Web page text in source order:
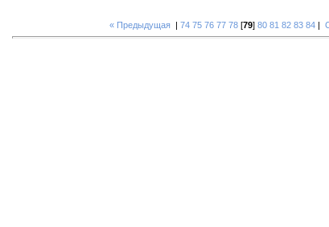
« Предыдущая | 74 75 76 77 78 [79] 80 81 82 83 84 |